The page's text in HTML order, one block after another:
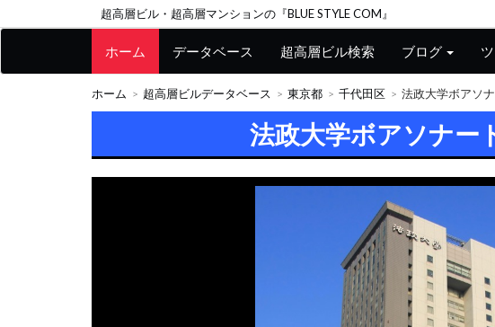
超高層ビル・超高層マンションの『BLUE STYLE COM』
ホーム データベース 超高層ビル検索 ブログ
ホーム 超高層ビルデータベース 東京都 千代田区 法政大学ボアソ
法政大学ボアソナー